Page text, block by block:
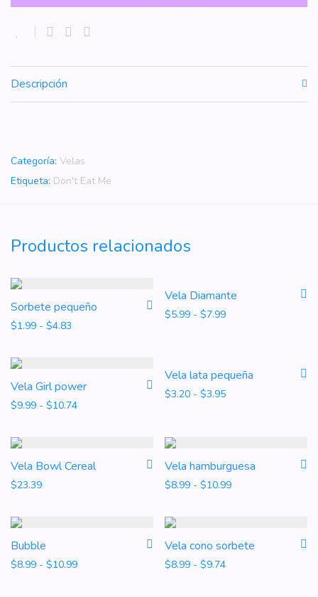
Descripción
Categoría: Velas
Etiqueta: Don't Eat Me
Productos relacionados
Sorbete pequeño
$1.99 - $4.83
Vela Diamante
$5.99 - $7.99Rango de precios:
Vela Girl power
$9.99 - $10.74Rango de precios: desde $9.99 hasta $10.74
Vela lata pequeña
$3.20 - $3.95Rango de precios:
Vela Bowl Cereal
$23.39
Vela hamburguesa
$8.99 - $10.99Rango de precios:
Bubble
$8.99 - $10.99Rango de precios: desde $8.99 hasta $10.99
Vela cono sorbete
$8.99 - $9.74Rango de precios: